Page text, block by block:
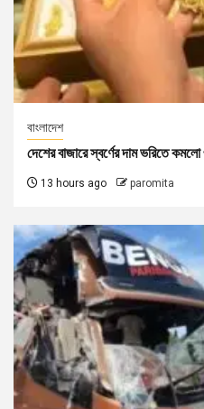
বাংলাদেশ
দেশের বাজারে স্বর্ণের দাম ভরিতে
13 hours ago paromita